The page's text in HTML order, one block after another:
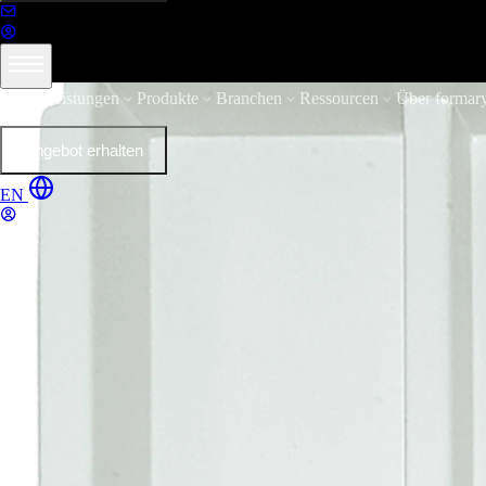
Leistungen Produkte Branchen Ressourcen Über
Angebot erhalten
EN